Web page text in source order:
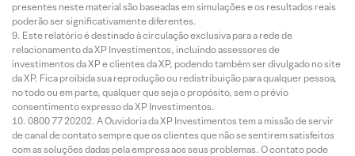
presentes neste material são baseadas em simulações e os resultados reais
poderão ser significativamente diferentes.
Este relatório é destinado à circulação exclusiva para a rede de
relacionamento da XP Investimentos, incluindo assessores de
investimentos da XP e clientes da XP, podendo também ser divulgado no site
da XP. Fica proibida sua reprodução ou redistribuição para qualquer pessoa,
no todo ou em parte, qualquer que seja o propósito, sem o prévio
consentimento expresso da XP Investimentos.
0800 77 20202. A Ouvidoria da XP Investimentos tem a missão de servir
de canal de contato sempre que os clientes que não se sentirem satisfeitos
com as soluções dadas pela empresa aos seus problemas. O contato pode